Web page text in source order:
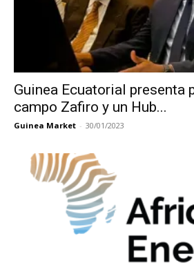
Guinea Ecuatorial presenta
campo Zafiro y un Hub...
Guinea Market - 30/01/2023